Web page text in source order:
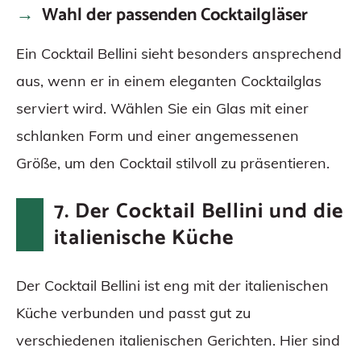
Wahl der passenden Cocktailgläser
Ein Cocktail Bellini sieht besonders ansprechend
aus, wenn er in einem eleganten Cocktailglas
serviert wird. Wählen Sie ein Glas mit einer
schlanken Form und einer angemessenen
Größe, um den Cocktail stilvoll zu präsentieren.
7. Der Cocktail Bellini und die
italienische Küche
Der Cocktail Bellini ist eng mit der italienischen
Küche verbunden und passt gut zu
verschiedenen italienischen Gerichten. Hier sind